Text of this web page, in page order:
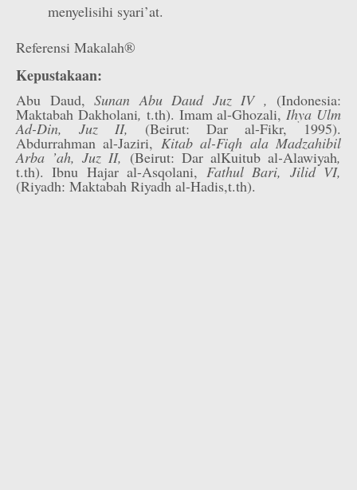
menyelisihi syari’at.
Referensi Makalah®
Kepustakaan:
Abu Daud, Sunan Abu Daud Juz IV , (Indonesia:
Maktabah Dakholani, t.th). Imam al-Ghozali,Ihya Ulm
Ad-Din, Juz II, (Beirut: Dar al-Fikr, 1995).
Abdurrahman al-Jaziri, Kitab al-Fiqh ala Madzahibil
Arba ’ah, Juz II, (Beirut: Dar alKuitub al-Alawiyah,
t.th). Ibnu Hajar al-Asqolani, Fathul Bari, Jilid VI,
(Riyadh: Maktabah Riyadh al-Hadis,t.th).